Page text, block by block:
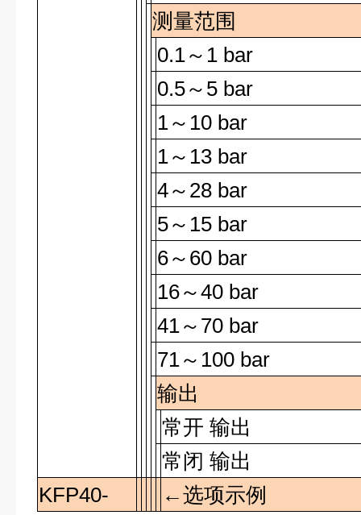
测量范围
0.1～ 1 bar
0.5～ 5 bar
1～ 10 bar
1～ 13 bar
4～ 28 bar
5～ 15 bar
6～ 60 bar
16～40 bar
41～ 70 bar
71～ 100 bar
输出
常开 输出
常闭 输出
KFP40-
←选项示例